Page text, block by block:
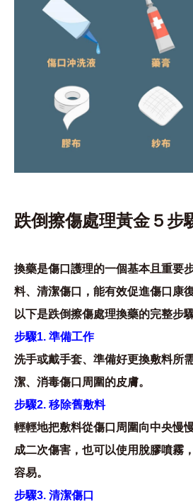
跌倒擦傷處理黃金５步
換藥是傷口護理的一個基本且重要
料、清潔傷口，能有效促進傷口康
以下是跌倒擦傷處理換藥的完整步
步驟1. 準備工作
洗手或戴手套、準備好更換敷料所
潔、消毒傷口周圍的皮膚。
步驟2. 移除舊敷料
輕輕地把敷料從傷口周圍向中央慢
成二次傷害，也可以使用脫膠噴霧
容易。
步驟3. 清潔傷口